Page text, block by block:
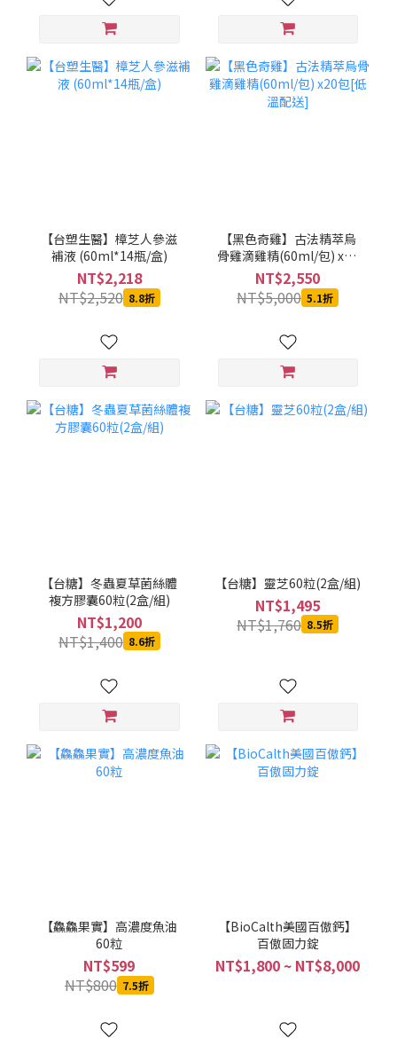
【台塑生醫】樟芝人參滋
補液 (60ml*14瓶/盒)
NT$2,218
NT$2,520 8.8折
【黑色奇雞】古法精萃烏
骨雞滴雞精(60ml/包) x20
包[低溫配送]
NT$2,550
NT$5,000 5.1折
【台糖】冬蟲夏草菌絲體
複方膠囊60粒(2盒/組)
NT$1,200
NT$1,400 8.6折
【台糖】靈芝60粒(2盒/組)
NT$1,495
NT$1,760 8.5折
【鱻鱻果實】高濃度魚油
60粒
NT$599
NT$800 7.5折
【BioCalth美國百傲鈣】
百傲固力錠
NT$1,800 ~ NT$8,000